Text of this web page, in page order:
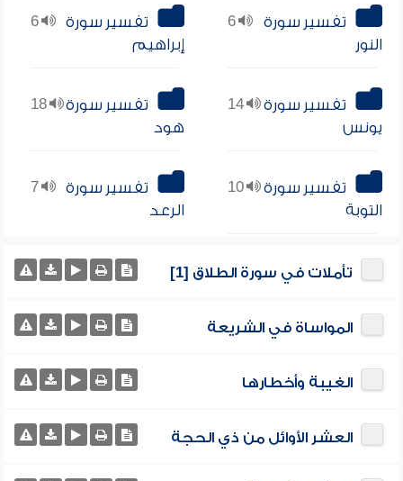
6
تفسير سورة
النور
6
تفسير سورة
إبراهيم
14
تفسير سورة
يونس
18
تفسير سورة
هود
10
تفسير سورة
التوبة
7
تفسير سورة
الرعد
تأملات في سورة الطلاق [1]
المواساة في الشريعة
الغيبة وأخطارها
العشر الأوائل من ذي الحجة